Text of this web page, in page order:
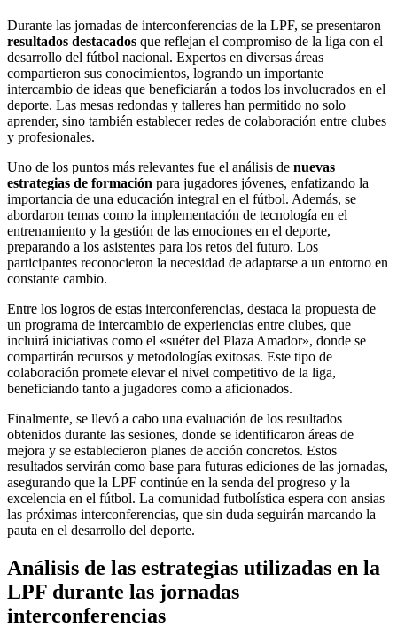
Durante las jornadas de interconferencias de la LPF, se presentaron
resultados destacados que reflejan el compromiso de la liga con el
desarrollo del fútbol nacional. Expertos en diversas áreas
compartieron sus conocimientos, logrando un importante
intercambio de ideas que beneficiarán a todos los involucrados en el
deporte. Las mesas redondas y talleres han permitido no solo
aprender, sino también establecer redes de colaboración entre clubes
y profesionales.
Uno de los puntos más relevantes fue el análisis de nuevas
estrategias de formación para jugadores jóvenes, enfatizando la
importancia de una educación integral en el fútbol. Además, se
abordaron temas como la implementación de tecnología en el
entrenamiento y la gestión de las emociones en el deporte,
preparando a los asistentes para los retos del futuro. Los
participantes reconocieron la necesidad de adaptarse a un entorno en
constante cambio.
Entre los logros de estas interconferencias, destaca la propuesta de
un programa de intercambio de experiencias entre clubes, que
incluirá iniciativas como el «suéter del Plaza Amador», donde se
compartirán recursos y metodologías exitosas. Este tipo de
colaboración promete elevar el nivel competitivo de la liga,
beneficiando tanto a jugadores como a aficionados.
Finalmente, se llevó a cabo una evaluación de los resultados
obtenidos durante las sesiones, donde se identificaron áreas de
mejora y se establecieron planes de acción concretos. Estos
resultados servirán como base para futuras ediciones de las jornadas,
asegurando que la LPF continúe en la senda del progreso y la
excelencia en el fútbol. La comunidad futbolística espera con ansias
las próximas interconferencias, que sin duda seguirán marcando la
pauta en el desarrollo del deporte.
Análisis de las estrategias utilizadas en la
LPF durante las jornadas
interconferencias